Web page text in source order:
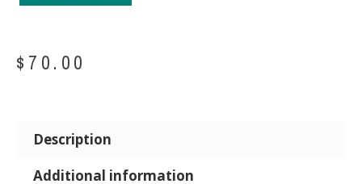
$ 70.00
Description
Additional information